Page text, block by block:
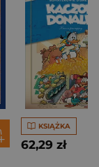
KSIĄŻKA
62,29 zł